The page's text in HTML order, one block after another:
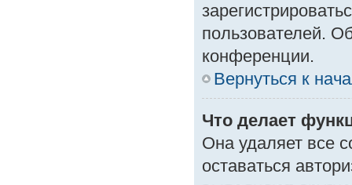
пользователей.
конференции.
Вернуться к
Что делает
Она удаляет все
оставаться